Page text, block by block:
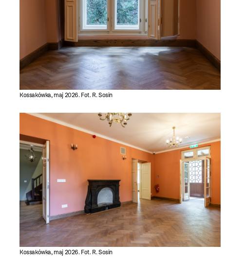
Kossakówka, maj 2026. Fot. R. Sosin
Kossakówka, maj 2026. Fot. R. Sosin